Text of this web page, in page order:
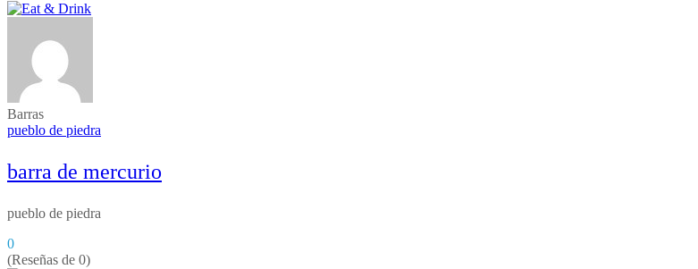
Barras
pueblo de piedra
barra de mercurio
pueblo de piedra
0
(Reseñas de 0)